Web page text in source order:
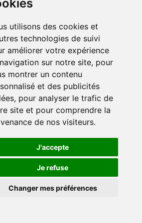
utilisons des cookies et
technologies de suivi
améliorer votre expérience
sur notre site, pour
montrer un contenu
et des publicités
pour analyser le trafic de
site et pour comprendre la
de nos visiteurs.
J'accepte
Je refuse
Changer mes préférences
information)